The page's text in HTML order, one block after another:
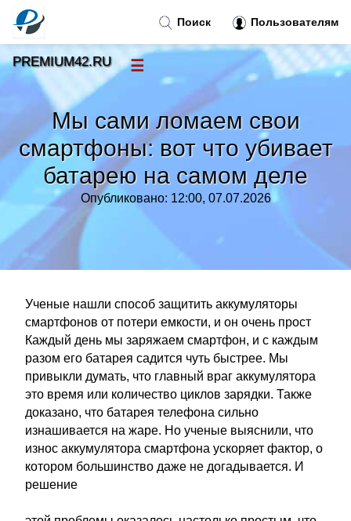
Мы сами ломаем свои
смартфоны: вот что убивает
батарею на самом деле
Опубликовано: 12:00, 07.07.2026
Ученые нашли способ защитить аккумуляторы
смартфонов от потери емкости, и он очень прост
Каждый день мы заряжаем смартфон, и с каждым
разом его батарея садится чуть быстрее. Мы
привыкли думать, что главный враг аккумулятора
это время или количество циклов зарядки. Также
доказано, что батарея телефона сильно
изнашивается на жаре. Но ученые выяснили, что
износ аккумулятора смартфона ускоряет фактор, о
котором большинство даже не догадывается. И
решение
Поиск Пользователям
PREMIUM42.RU ☰
Новости
Тренды новостей»
Рубрики»
Правила »
Контакт»